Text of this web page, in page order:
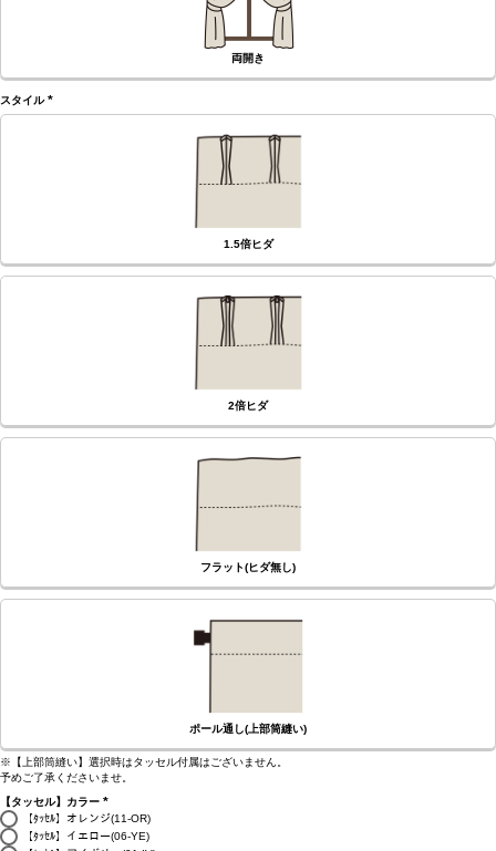
両開き
スタイル
(必
1.5倍ヒダ
2倍ヒダ
フラット(ヒダ無し)
ポール通し(上部筒縫い)
※【上部筒縫い】選択時はタッセル付属はございません。
予めご了承くださいませ。
【タッセル】カラー
(必
須)
【ﾀｯｾﾙ】オレンジ(11-OR)
【ﾀｯｾﾙ】イエロー(06-YE)